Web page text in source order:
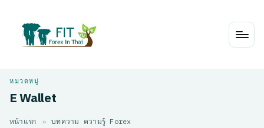
E Wallet
หน้าแรก » บทความ ความรู้ Forex